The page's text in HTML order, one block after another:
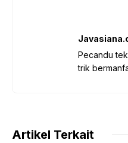
Pecandu
trik
Artikel Terkait